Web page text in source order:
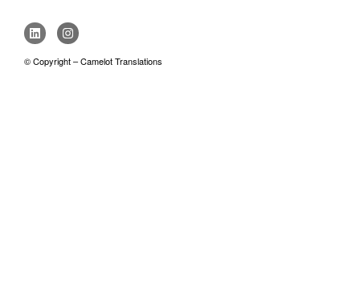
© Copyright – Camelot Translations